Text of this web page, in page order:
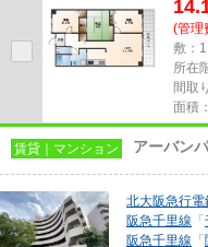
(管理
敷：
所在
間取
面積
賃貸｜マンション アーバン
北大阪急行電
阪急千里線 「
阪急千里線 「